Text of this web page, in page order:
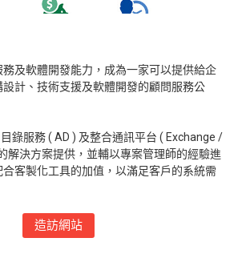
及軟體開發能力，成為一家可以提供給企
計、技術支援及軟體開發的顧問服務公
錄服務 ( AD ) 及整合通訊平台 ( Exchange /
解決方案提供，並輔以專案管理師的經驗進
客製化工具的加值，以滿足客戶的系統需
造訪網站